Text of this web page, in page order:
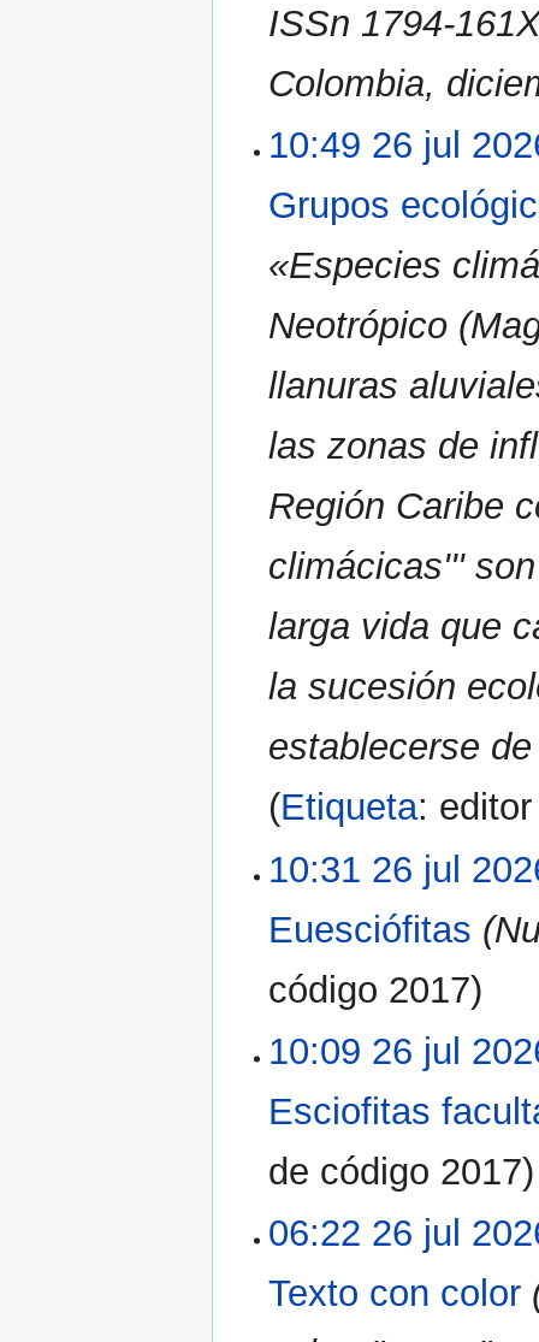
ISSn 1794-
Colombia,
10:49 26 jul
Grupos
«Especies
Neotrópico
llanuras
las zonas de
Región Caribe
climácicas'''
larga vida que
la sucesión
establecerse
Etiqueta:
10:31 26 jul
Euesciófitas
código 2017
10:09 26 jul
Esciofitas
de código 2017
06:22 26 jul
Texto con color